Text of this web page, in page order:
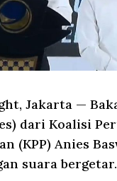
Jakarta —
dari Koalisi
(KPP) Anies
suara bergetar.